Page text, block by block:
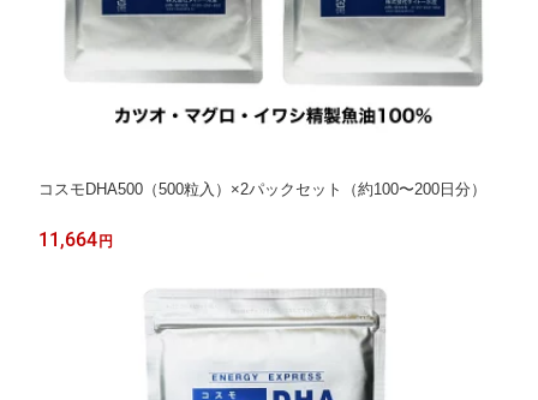
コスモDHA500（500粒入）×2パックセット（約100〜200日分）
11,664円